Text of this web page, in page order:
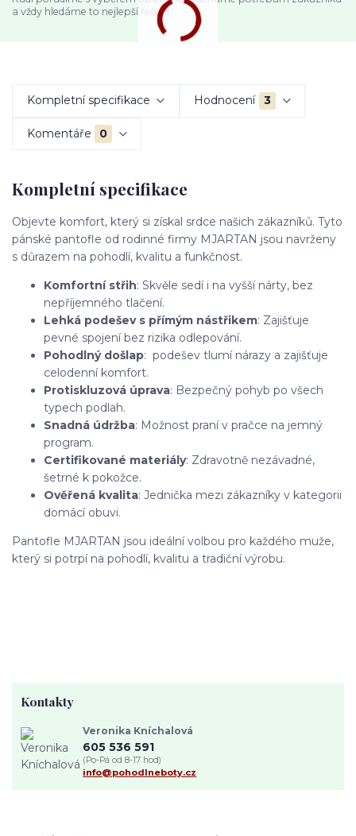
a vždy hledáme to nejlepší řešení.
Kompletní specifikace Hodnocení 3
Komentáře 0
Kompletní specifikace
Objevte komfort, který si získal srdce našich zákazníků. Tyto
pánské pantofle od rodinné firmy MJARTAN jsou navrženy
s důrazem na pohodlí, kvalitu a funkčnost.
Komfortní střih: Skvěle sedí i na vyšší nárty, bez
nepříjemného tlačení.
Lehká podešev s přímým nástřikem: Zajišťuje
pevné spojení bez rizika odlepování.
Pohodlný došlap: podešev tlumí nárazy a zajišťuje
celodenní komfort.
Protiskluzová úprava: Bezpečný pohyb po všech
typech podlah.
Snadná údržba: Možnost praní v pračce na jemný
program.
Certifikované materiály: Zdravotně nezávadné,
šetrné k pokožce.
Ověřená kvalita: Jednička mezi zákazníky v kategorii
domácí obuvi.
Pantofle MJARTAN jsou ideální volbou pro každého muže,
který si potrpí na pohodlí, kvalitu a tradiční výrobu.
Kontakty
Veronika Kníchalová
605 536 591
(Po-Pá od 8-17 hod)
info@pohodlneboty.cz